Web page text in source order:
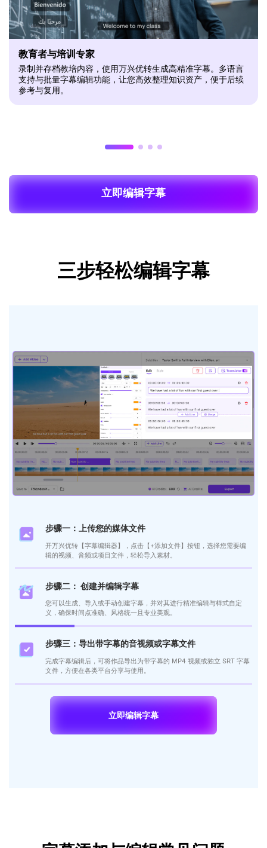
教育者与培训专家
录制并存档教培内容，使用万兴优转生成高精准字幕。多语言
支持与批量字幕编辑功能，让您高效整理知识资产，便于后续
参考与复用。
立即编辑字幕
三步轻松编辑字幕
步骤一：上传您的媒体文件
开万兴优转【字幕编辑器】，点击【+添加文件】按钮，选择您需要编
辑的视频、音频或项目文件，轻松导入素材。
步骤二： 创建并编辑字幕
您可以生成、导入或手动创建字幕，并对其进行精准编辑与样式自定
义，确保时间点准确、风格统一且专业美观。
步骤三：导出带字幕的音视频或字幕文件
完成字幕编辑后，可将作品导出为带字幕的 MP4 视频或独立 SRT 字幕
文件，方便在各类平台分享与使用。
立即编辑字幕